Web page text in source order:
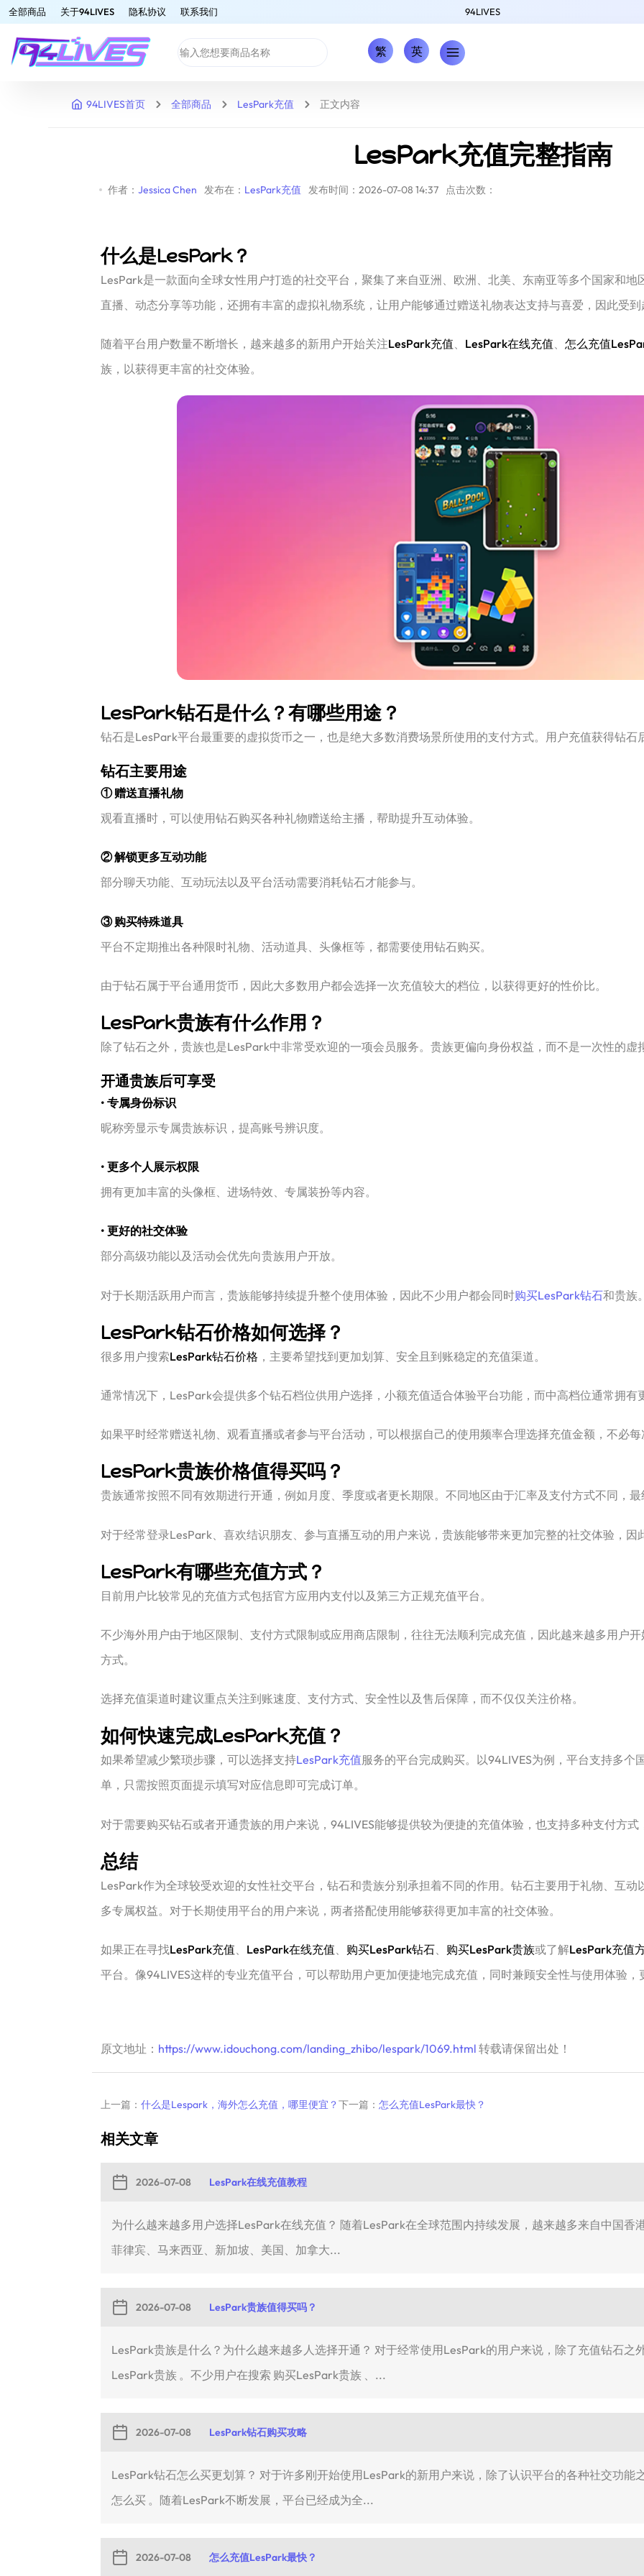
全部商品 关于94LIVES 隐私协议 联系我们 94LIVES
繁 英
94LIVES首页 全部商品 LesPark充值 正文内容
LesPark充值完整指南
作者： Jessica Chen 发布在： LesPark充值 发布时间：2026-07-08 14:37 点击次数：
什么是LesPark？
LesPark是一款面向全球女性用户打造的社交平台，聚集了来自亚洲、欧洲、北美、东南亚等多个国家和地
直播、动态分享等功能，还拥有丰富的虚拟礼物系统，让用户能够通过赠送礼物表达支持与喜爱，因此受到
随着平台用户数量不断增长，越来越多的新用户开始关注LesPark充值、 LesPark在线充值、 怎么充值
族，以获得更丰富的社交体验。
LesPark钻石是什么？有哪些用途？
钻石是LesPark平台最重要的虚拟货币之一，也是绝大多数消费场景所使用的支付方式。用户充值获得钻石
钻石主要用途
① 赠送直播礼物
观看直播时，可以使用钻石购买各种礼物赠送给主播，帮助提升互动体验。
② 解锁更多互动功能
部分聊天功能、互动玩法以及平台活动需要消耗钻石才能参与。
③ 购买特殊道具
平台不定期推出各种限时礼物、活动道具、头像框等，都需要使用钻石购买。
由于钻石属于平台通用货币，因此大多数用户都会选择一次充值较大的档位，以获得更好的性价比。
LesPark贵族有什么作用？
除了钻石之外，贵族也是LesPark中非常受欢迎的一项会员服务。贵族更偏向身份权益，而不是一次性的虚
开通贵族后可享受
• 专属身份标识
昵称旁显示专属贵族标识，提高账号辨识度。
• 更多个人展示权限
拥有更加丰富的头像框、进场特效、专属装扮等内容。
• 更好的社交体验
部分高级功能以及活动会优先向贵族用户开放。
对于长期活跃用户而言，贵族能够持续提升整个使用体验，因此不少用户都会同时购买LesPark钻石和贵族。
LesPark钻石价格如何选择？
很多用户搜索LesPark钻石价格 ，主要希望找到更加划算、安全且到账稳定的充值渠道。
通常情况下，LesPark会提供多个钻石档位供用户选择，小额充值适合体验平台功能，而中高档位通常拥有
如果平时经常赠送礼物、观看直播或者参与平台活动，可以根据自己的使用频率合理选择充值金额，不必每
LesPark贵族价格值得买吗？
贵族通常按照不同有效期进行开通，例如月度、季度或者更长期限。不同地区由于汇率及支付方式不同，最
对于经常登录LesPark、喜欢结识朋友、参与直播互动的用户来说，贵族能够带来更加完整的社交体验，因
LesPark有哪些充值方式？
目前用户比较常见的充值方式包括官方应用内支付以及第三方正规充值平台。
不少海外用户由于地区限制、支付方式限制或应用商店限制，往往无法顺利完成充值，因此越来越多用户
方式。
选择充值渠道时建议重点关注到账速度、支付方式、安全性以及售后保障，而不仅仅关注价格。
如何快速完成LesPark充值？
如果希望减少繁琐步骤，可以选择支持LesPark充值服务的平台完成购买。以94LIVES为例，平台支持多个
单，只需按照页面提示填写对应信息即可完成订单。
对于需要购买钻石或者开通贵族的用户来说，94LIVES能够提供较为便捷的充值体验，也支持多种支付方式
总结
LesPark作为全球较受欢迎的女性社交平台，钻石和贵族分别承担着不同的作用。钻石主要用于礼物、互
多专属权益。对于长期使用平台的用户来说，两者搭配使用能够获得更加丰富的社交体验。
如果正在寻找LesPark充值 LesPark在线充值 购买LesPark钻石、 购买LesPark贵族或了解LesPark充值
平台。像94LIVES这样的专业充值平台，可以帮助用户更加便捷地完成充值，同时兼顾安全性与使用体验，
原文地址： https://www.idouchong.com/landing_zhibo/lespark/1069.html 转载请保留出处！
上一篇： 什么是Lespark，海外怎么充值，哪里便宜？下一篇： 怎么充值LesPark最快？
相关文章
2026-07-08 LesPark在线充值教程
为什么越来越多用户选择LesPark在线充值？ 随着LesPark在全球范围内持续发展，越来越多来自中国香
菲律宾、马来西亚、新加坡、美国、加拿大...
2026-07-08 LesPark贵族值得买吗？
LesPark贵族是什么？为什么越来越多人选择开通？ 对于经常使用LesPark的用户来说，除了充值钻石之
LesPark贵族 。不少用户在搜索 购买LesPark贵族 、...
2026-07-08 LesPark钻石购买攻略
LesPark钻石怎么买更划算？ 对于许多刚开始使用LesPark的新用户来说，除了认识平台的各种社交功能
怎么买 。随着LesPark不断发展，平台已经成为全...
2026-07-08 怎么充值LesPark最快？